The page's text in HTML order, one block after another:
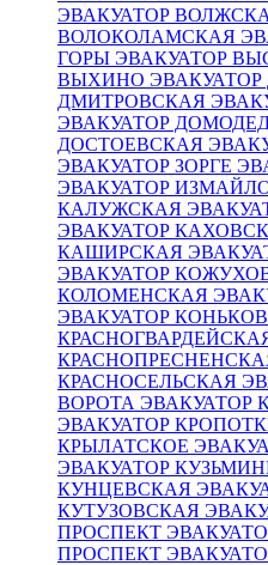
ЭВАКУАТОР
ВОЛОКОЛАМСКАЯ
ГОРЫ ЭВАКУАТОР
ВЫХИНО
ДМИТРОВСКАЯ
ЭВАКУАТОР
ДОСТОЕВСКАЯ
ЭВАКУАТОР ЗОРГЕ
ЭВАКУАТОР
КАЛУЖСКАЯ
ЭВАКУАТОР
КАШИРСКАЯ
ЭВАКУАТОР
КОЛОМЕНСКАЯ
ЭВАКУАТОР
КРАСНОСЕЛЬСКАЯ
ВОРОТА ЭВАКУАТОР
ЭВАКУАТОР
КРЫЛАТСКОЕ
ЭВАКУАТОР
КУНЦЕВСКАЯ
КУТУЗОВСКАЯ
ПРОСПЕКТ
ПРОСПЕКТ